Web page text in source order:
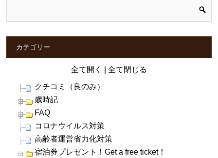
カテゴリー
全て開く 全て閉じる
クチコミ（良のみ）
歳時記
FAQ
コロナウイルス対策
高齢者運営省力化対策
宿泊券プレゼント！Get a free ticket！